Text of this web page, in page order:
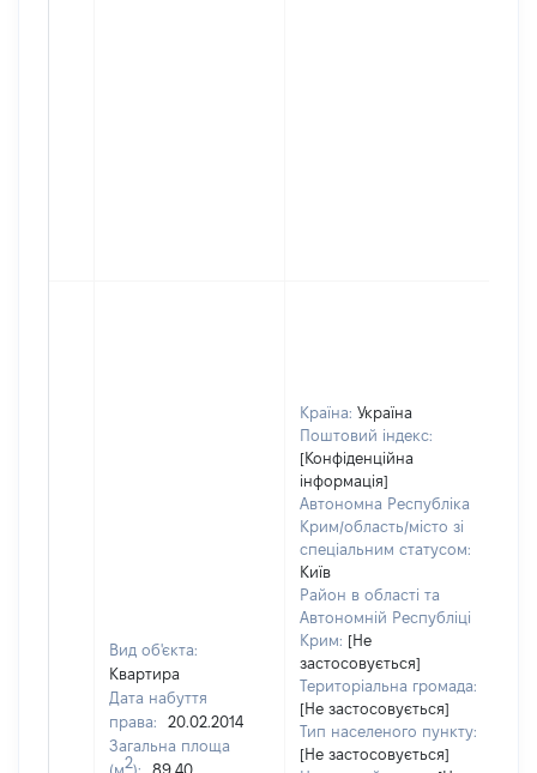
Вид об'єкта:
Квартира
Дата набуття
права:
20.02.2014
Загальна площа
(м2): 89,40
Країна: Україна
Поштовий індекс:
[Конфіденційна
інформація]
Автономна Республіка
Крим/область/місто зі
спеціальним статусом:
Київ
Район в області та
Автономній Республіці
Крим: [Не
застосовується]
Територіальна громада:
[Не застосовується]
Тип населеного пункту:
[Не застосовується]